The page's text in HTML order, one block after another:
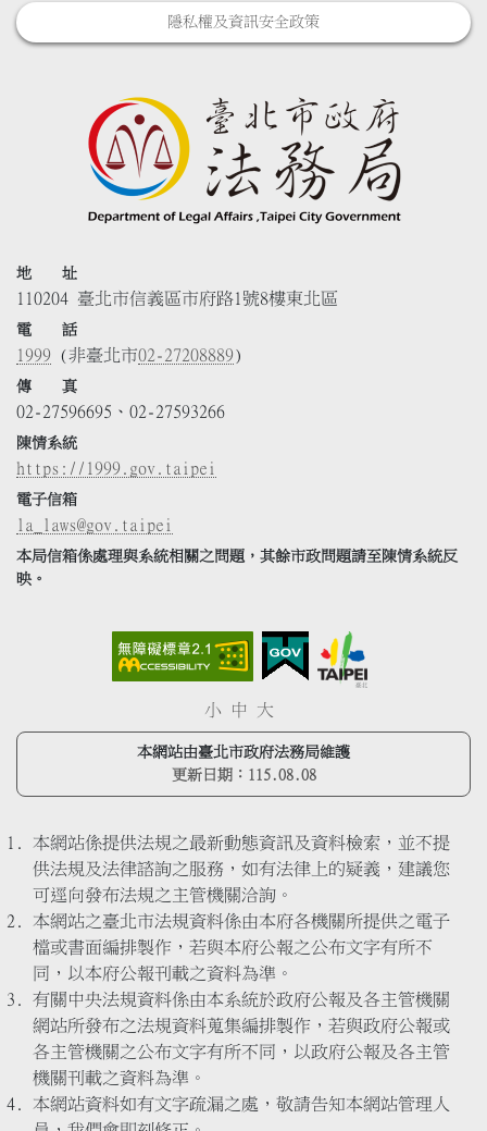
隱私權及資訊安全政策
地 址
110204 臺北市信義區市府路1號8樓東北區
電 話
1999 (非臺北市02-27208889)
傳 真
02-27596695、02-27593266
陳情系統
https://1999.gov.taipei
電子信箱
la_laws@gov.taipei
本局信箱係處理與系統相關之問題，其餘市政問題請至陳情系統反
映。
小 中 大
本網站由臺北市政府法務局維護
更新日期： 115.08.08
本網站係提供法規之最新動態資訊及資料檢索，並不提
供法規及法律諮詢之服務，如有法律上的疑義，建議您
可逕向發布法規之主管機關洽詢。
本網站之臺北市法規資料係由本府各機關所提供之電子
檔或書面編排製作，若與本府公報之公布文字有所不
同，以本府公報刊載之資料為準。
有關中央法規資料係由本系統於政府公報及各主管機關
網站所發布之法規資料蒐集編排製作，若與政府公報或
各主管機關之公布文字有所不同，以政府公報及各主管
機關刊載之資料為準。
本網站資料如有文字疏漏之處，敬請告知本網站管理人